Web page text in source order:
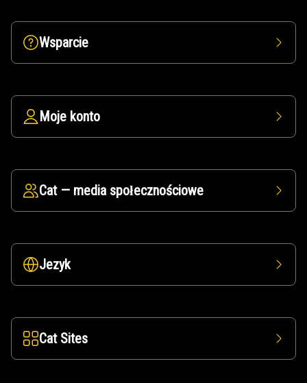
Wsparcie
Moje konto
Cat — media społecznościowe
Jezyk
Cat Sites